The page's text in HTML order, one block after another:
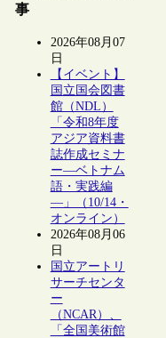
事
2026年08月07
日
【イベント】
国立国会図書
館（NDL）
「令和8年度
アジア資料書
誌作成セミナ
ー―ベトナム
語・実践編
―」（10/14・
オンライン）
2026年08月06
日
国立アートリ
サーチセンタ
ー
（NCAR）、
「全国美術館